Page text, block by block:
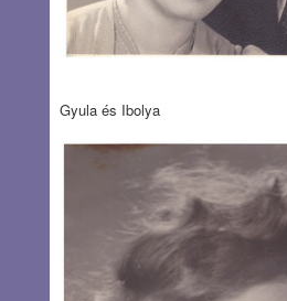
Gyula és Ibolya